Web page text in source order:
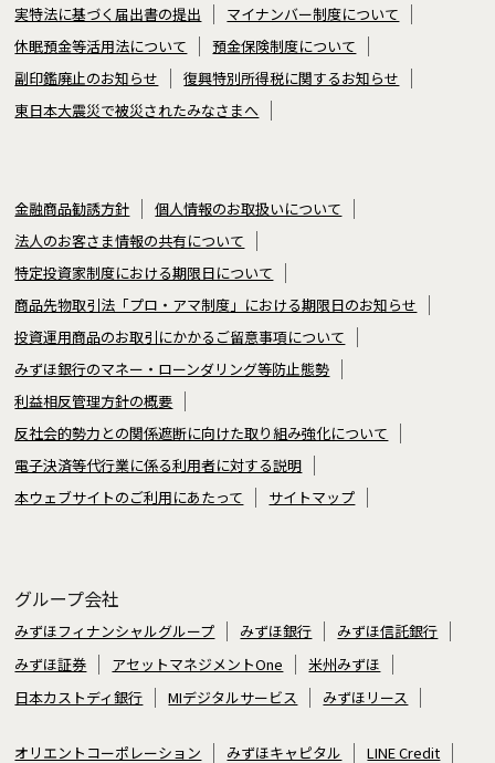
実特法に基づく届出書の提出
マイナンバー制度について
休眠預金等活用法について
預金保険制度について
副印鑑廃止のお知らせ
復興特別所得税に関するお知らせ
東日本大震災で被災されたみなさまへ
金融商品勧誘方針
個人情報のお取扱いについて
法人のお客さま情報の共有について
特定投資家制度における期限日について
商品先物取引法「プロ・アマ制度」における期限日のお知らせ
投資運用商品のお取引にかかるご留意事項について
みずほ銀行のマネー・ローンダリング等防止態勢
利益相反管理方針の概要
反社会的勢力との関係遮断に向けた取り組み強化について
電子決済等代行業に係る利用者に対する説明
本ウェブサイトのご利用にあたって
サイトマップ
グループ会社
みずほフィナンシャルグループ みずほ銀行
みずほ信託銀行
みずほ証券
アセットマネジメントOne
米州みずほ
日本カストディ銀行
MIデジタルサービス みずほリース
オリエントコーポレーション みずほキャピタル LINE Credit